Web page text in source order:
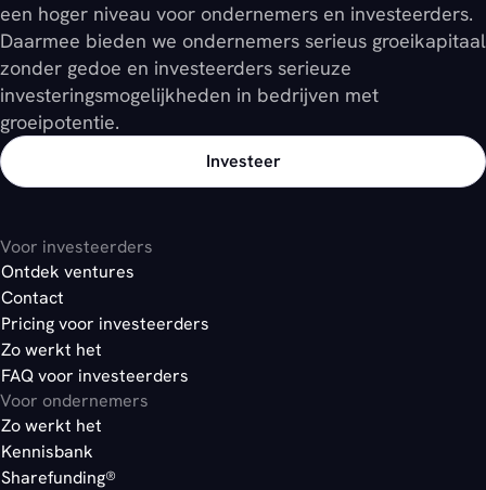
een hoger niveau voor ondernemers en investeerders.
Daarmee bieden we ondernemers serieus groeikapitaal
zonder gedoe en investeerders serieuze
investeringsmogelijkheden in bedrijven met
groeipotentie.
Investeer
Voor investeerders
Ontdek ventures
Contact
Pricing voor investeerders
Zo werkt het
FAQ voor investeerders
Voor ondernemers
Zo werkt het
Kennisbank
Sharefunding®